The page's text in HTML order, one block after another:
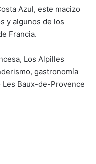
Azul, este macizo
y algunos de los
Francia.
Los Alpilles
gastronomía
Baux-de-Provence